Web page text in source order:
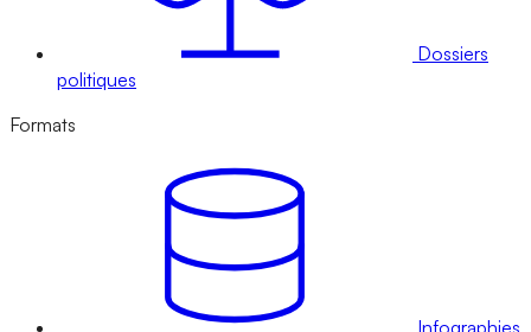
Dossiers
politiques
Formats
Infographies